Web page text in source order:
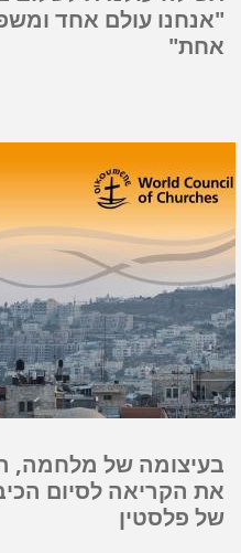
"אנחנו עולם אחד
אחת"
בעיצומה של מלחמה,
את הקריאה לסיום
של פלסטין